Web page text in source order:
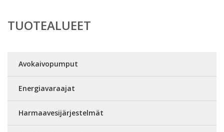
TUOTEALUEET
Avokaivopumput
Energiavaraajat
Harmaavesijärjestelmät